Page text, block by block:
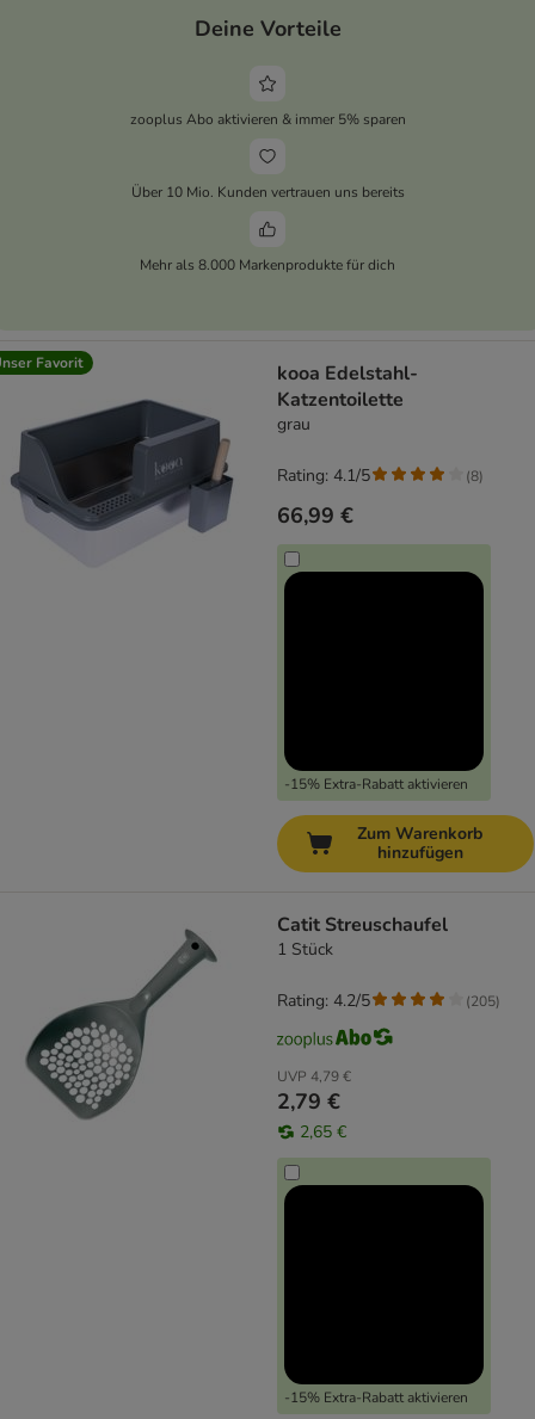
Deine Vorteile
zooplus Abo aktivieren & immer 5% sparen
Über 10 Mio. Kunden vertrauen uns bereits
Mehr als 8.000 Markenprodukte für dich
Favorit
kooa Edelstahl-
Katzentoilette
grau
66,99 €
-15% Extra-Rabatt aktivieren
Rating: 4.1/5 (8)
Zum Warenkorb
hinzufügen
Catit Streuschaufel
1 Stück
UVP 4,79 €
2,79 €
2,65 €
-15% Extra-Rabatt aktivieren
Rating: 4.2/5 (205)